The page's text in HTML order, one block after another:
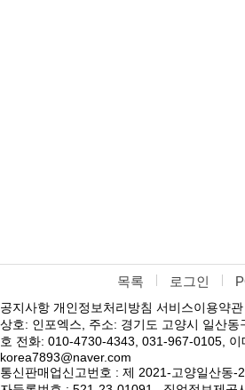
목록 로그인
공지사항 개인정보처리방침 서비스이용약관
상호: 인포엑스, 주소: 경기도 고양시 일산
호 전화: 010-4730-4343, 031-967-0105, 이
korea7893@naver.com
통신판매업신고번호 : 제 2021-고양일산동-